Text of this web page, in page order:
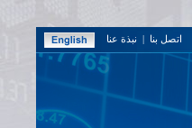
اتصل بنا | نبذة عنا